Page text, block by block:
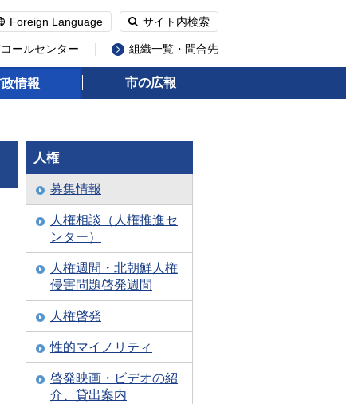
Foreign Language サイト内検索
ールセンター 組織一覧・問合先
情報 市の広報
人権
募集情報
人権相談（人権推進セ
ンター）
人権週間・北朝鮮人権
侵害問題啓発週間
人権啓発
性的マイノリティ
啓発映画・ビデオの紹
介、貸出案内